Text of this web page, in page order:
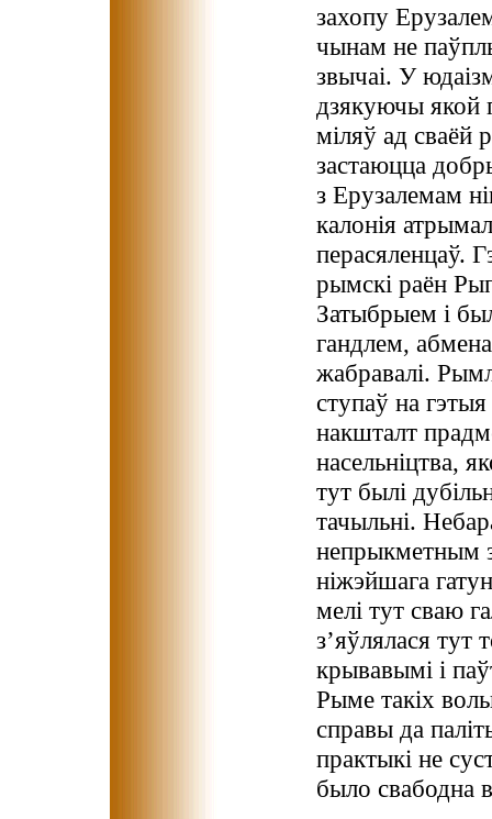
захопу
чынам не
звычаі. У
дзякуючы якой
міляў ад сваёй
застаюцца
з Ерузалемам
калонія
перасяленцаў.
рымскі раён
Затыбрыем і
гандлем,
жабравалі.
ступаў на
накшталт
насельніцтва,
тут былі
тачыльні.
непрыкметным
ніжэйшага
мелі тут сваю
з’яўлялася тут
крывавымі і
Рыме такіх
справы да
практыкі не
было свабодна